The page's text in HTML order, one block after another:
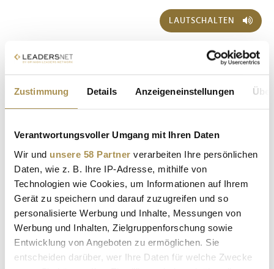
Zustimmung Details Anzeigeneinstellungen
Verantwortungsvoller Umgang mit Ihren Daten
Wir und unsere 58 Partner verarbeiten Ihre persönlichen
Daten, wie z. B. Ihre IP-Adresse, mithilfe von
Technologien wie Cookies, um Informationen auf Ihrem
Gerät zu speichern und darauf zuzugreifen und so
personalisierte Werbung und Inhalte, Messungen von
Werbung und Inhalten, Zielgruppenforschung sowie
Entwicklung von Angeboten zu ermöglichen. Sie
entscheiden darüber, wer Ihre Daten für welche Zwecke
LAUTSCHALTEN
Sollten Sie das Video nicht abspielen können, klicken Sie bitte